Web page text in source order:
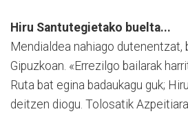
Hiru Santutegietako buelta...
Mendialdea nahiago dutenentzat,
Gipuzkoan. «Errezilgo bailarak
Ruta bat egina badaukagu guk;
deitzen diogu. Tolosatik